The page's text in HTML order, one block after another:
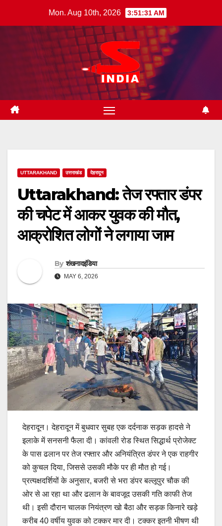
Mon. Aug 10th, 2026 3:51:32 AM
UTTARAKHAND उत्तराखंड देहरादून
Uttarakhand: तेज रफ्तार डंपर
की चपेट में आकर युवक की मौत,
आक्रोशित लोगों ने लगाया जाम
By शंखनादइंडिया
MAY 6, 2026
देहरादून। देहरादून में बुधवार सुबह एक दर्दनाक सड़क हादसे ने
इलाके में सनसनी फैला दी। कांवली रोड स्थित सिद्धार्थ प्रोजेक्ट
के पास ढलान पर तेज रफ्तार और अनियंत्रित डंपर ने एक राहगीर
को कुचल दिया, जिससे उसकी मौके पर ही मौत हो गई।
प्रत्यक्षदर्शियों के अनुसार, बजरी से भरा डंपर बल्लूपुर चौक की
ओर से आ रहा था और ढलान के बावजूद उसकी गति काफी तेज
थी। इसी दौरान चालक नियंत्रण खो बैठा और सड़क किनारे खड़े
करीब 40 वर्षीय युवक को टक्कर मार दी। टक्कर इतनी भीषण थी